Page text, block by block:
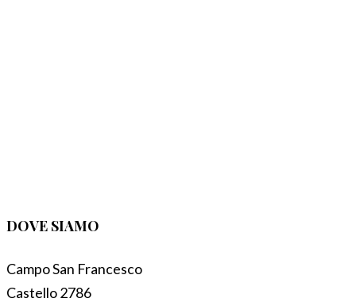
DOVE SIAMO
Campo San Francesco
Castello 2786